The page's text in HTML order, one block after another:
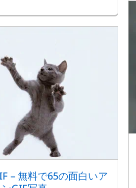
– 無料で65の面白いア